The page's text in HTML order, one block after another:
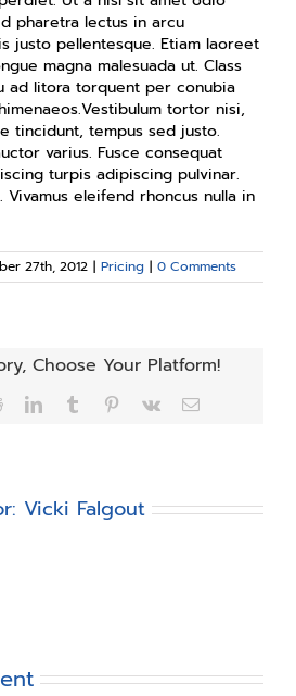
pharetra lectus in arcu
justo pellentesque. Etiam laoreet
magna malesuada ut. Class
ad litora torquent per conubia
tortor nisi,
tincidunt, tempus sed justo.
varius. Fusce consequat
turpis adipiscing pulvinar.
Vivamus eleifend rhoncus nulla in
27th, 2012 | Pricing | 0 Comments
Choose Your Platform!
RedditLinkedInTumblr Pinterest
Vk Email
Vicki Falgout